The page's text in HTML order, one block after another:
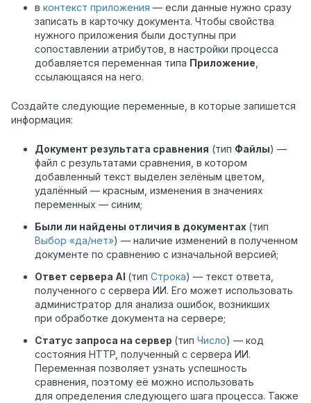
в контекст приложения — если данные нужно сразу
записать в карточку документа. Чтобы свойства
нужного приложения были доступны при
сопоставлении атрибутов, в настройки процесса
добавляется переменная типа Приложение
ссылающаяся на него.
Создайте следующие переменные, в которые запишется
информация:
Документ результата сравнения (тип Файлы) —
файл с результатами сравнения, в котором
добавленный текст выделен зелёным цветом,
удалённый — красным, изменения в значениях
переменных — синим;
Были ли найдены отличия в документах (тип
Выбор «да/нет») — наличие изменений в полученном
документе по сравнению с изначальной версией;
Ответ сервера AI (тип Строка) — текст ответа,
полученного с сервера ИИ. Его может использовать
администратор для анализа ошибок, возникших
при обработке документа на сервере;
Статус запроса на сервер (тип Число) — код
состояния HTTP, полученный с сервера ИИ.
Переменная позволяет узнать успешность
сравнения, поэтому её можно использовать
для определения следующего шага процесса. Также